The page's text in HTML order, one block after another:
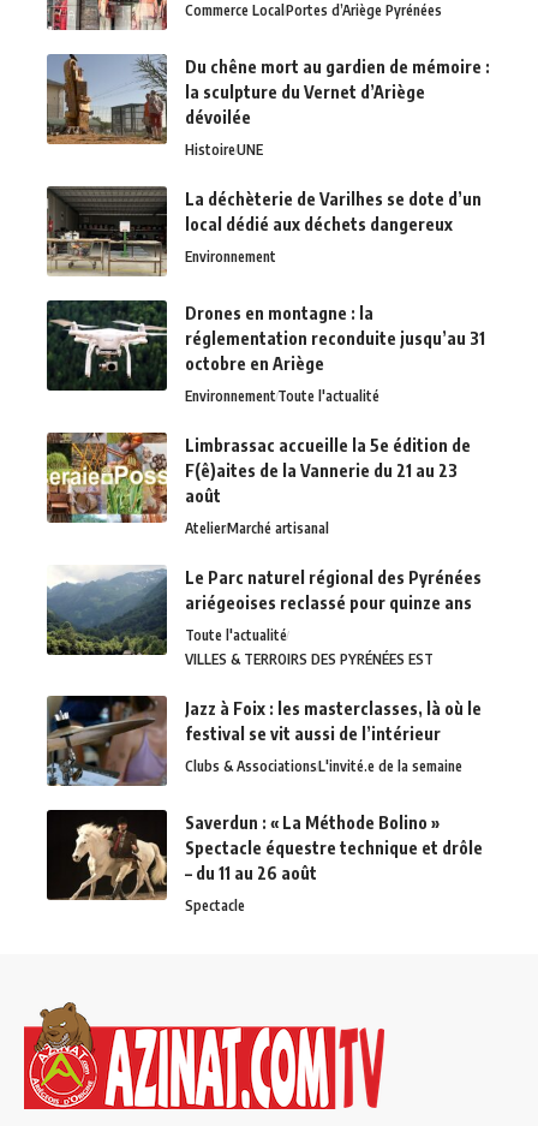
Commerce LocalPortes d’Ariège Pyrénées
Du chêne mort au gardien de mémoire :
la sculpture du Vernet d’Ariège
dévoilée
HistoireUNE
La déchèterie de Varilhes se dote d’un
local dédié aux déchets dangereux
Environnement
Drones en montagne : la
réglementation reconduite jusqu’au 31
octobre en Ariège
EnvironnementToute l'actualité
Limbrassac accueille la 5e édition de
F(ê)aites de la Vannerie du 21 au 23
août
AtelierMarché artisanal
Le Parc naturel régional des Pyrénées
ariégeoises reclassé pour quinze ans
Toute l'actualité
VILLES & TERROIRS DES PYRÉNÉES EST
Jazz à Foix : les masterclasses, là où le
festival se vit aussi de l’intérieur
Clubs & AssociationsL'invité.e de la semaine
Saverdun : « La Méthode Bolino »
Spectacle équestre technique et drôle
– du 11 au 26 août
Spectacle